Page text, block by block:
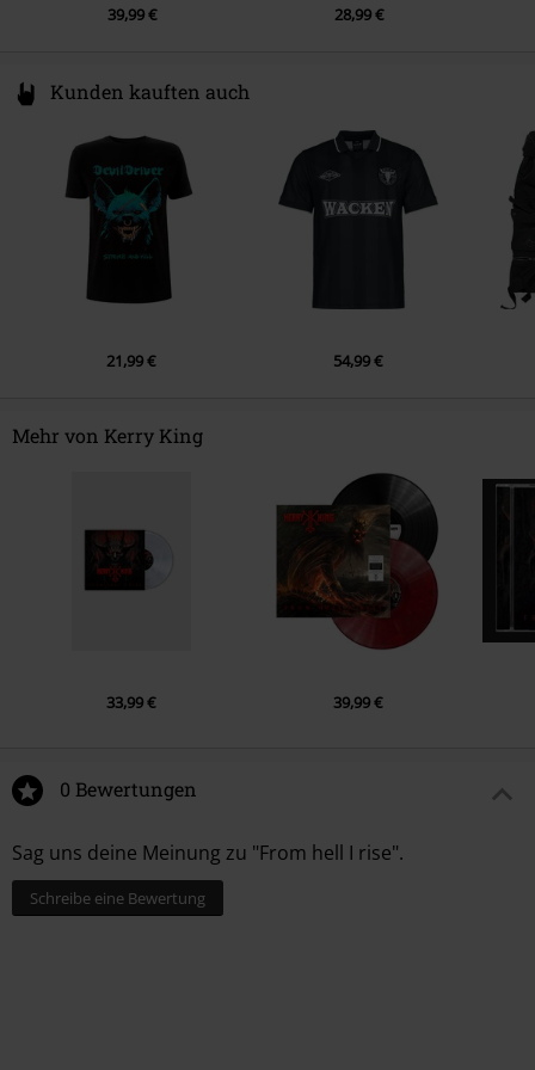
Everything I hate about you
10.
Two fists
Shrapnel
From hell I rise
39,99 € 28,99 €
Kunden kauften auch
21,99 € 54,99 €
Mehr von Kerry King
33,99 € 39,99 €
0 Bewertungen
Sag uns deine Meinung zu "From hell I rise".
Schreibe eine Bewertung